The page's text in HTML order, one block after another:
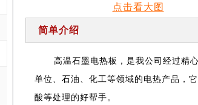
点击看大图
简单介绍
高温石墨电热板，是我公司经过精
单位、石油、化工等领域的电热产品，
酸等处理的好帮手。